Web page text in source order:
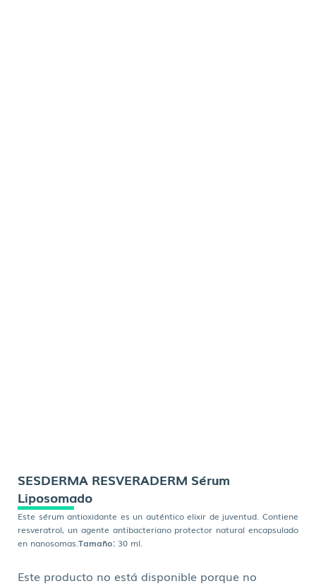
SESDERMA RESVERADERM Sérum
Liposomado
Este sérum antioxidante es un auténtico elixir de juventud. Contiene
resveratrol, un agente antibacteriano protector natural encapsulado
en nanosomas. Tamaño: 30 ml.
Este producto no está disponible porque no